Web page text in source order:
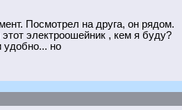
Посмотрел на друга, он рядом.
электроошейник , кем я буду?
удобно... но